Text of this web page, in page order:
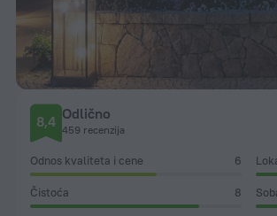
8,4 Odlično
459 recenzija
Odnos kvaliteta i cene 6
Čistoća 8